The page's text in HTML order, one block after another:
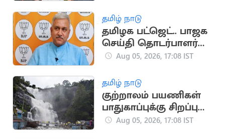
தமிழ் நாடு
தமிழக பட்ஜெட்.. பாஜக
செய்தி தொடர்பாளர்
விமர்சனம்
Aug 05, 2026, 17:08 IST
தமிழ் நாடு
குற்றாலம் பயணிகள்
பாதுகாப்புக்கு சிறப்பு
கண்காணிப்பு குழு
Aug 05, 2026, 17:08 IST